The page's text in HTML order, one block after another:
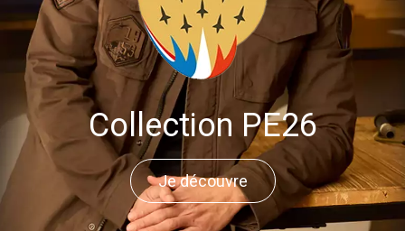
Collection PE26
Je découvre